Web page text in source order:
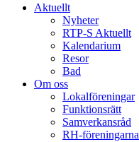
Aktuellt
Nyheter
RTP-S Aktuellt
Kalendarium
Resor
Bad
Om oss
Lokalföreningar
Funktionsrätt
Samverkansråd
RH-föreningarna